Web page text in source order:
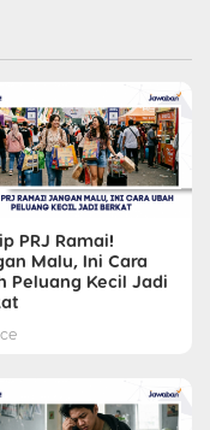
PRJ Ramai!
Malu, Ini Cara
Peluang Kecil Jadi